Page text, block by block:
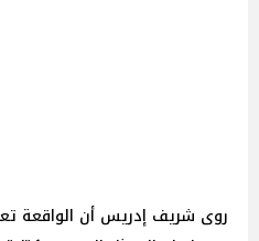
روى شريف إدريس أن الواقعة